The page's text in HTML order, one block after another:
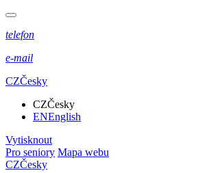
telefon
e-mail
CZČesky
CZČesky
ENEnglish
Vytisknout
Pro seniory Mapa webu
CZČesky